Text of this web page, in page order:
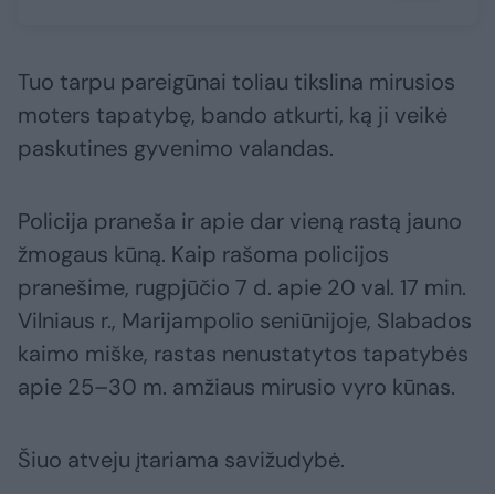
Tuo tarpu pareigūnai toliau tikslina mirusios
moters tapatybę, bando atkurti, ką ji veikė
paskutines gyvenimo valandas.
Policija praneša ir apie dar vieną rastą jauno
žmogaus kūną. Kaip rašoma policijos
pranešime, rugpjūčio 7 d. apie 20 val. 17 min.
Vilniaus r., Marijampolio seniūnijoje, Slabados
kaimo miške, rastas nenustatytos tapatybės
apie 25–30 m. amžiaus mirusio vyro kūnas.
Šiuo atveju įtariama savižudybė.